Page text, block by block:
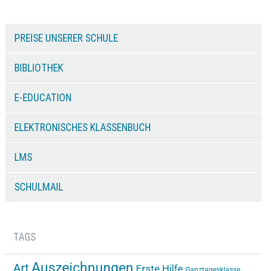
PREISE UNSERER SCHULE
BIBLIOTHEK
E-EDUCATION
ELEKTRONISCHES KLASSENBUCH
LMS
SCHULMAIL
TAGS